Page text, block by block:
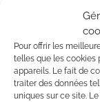
Pour offrir les
telles que les cookies
appareils. Le fait de
traiter des données
uniques sur ce site.
canalisation,
canalisations
d'utilité
Lire le décret